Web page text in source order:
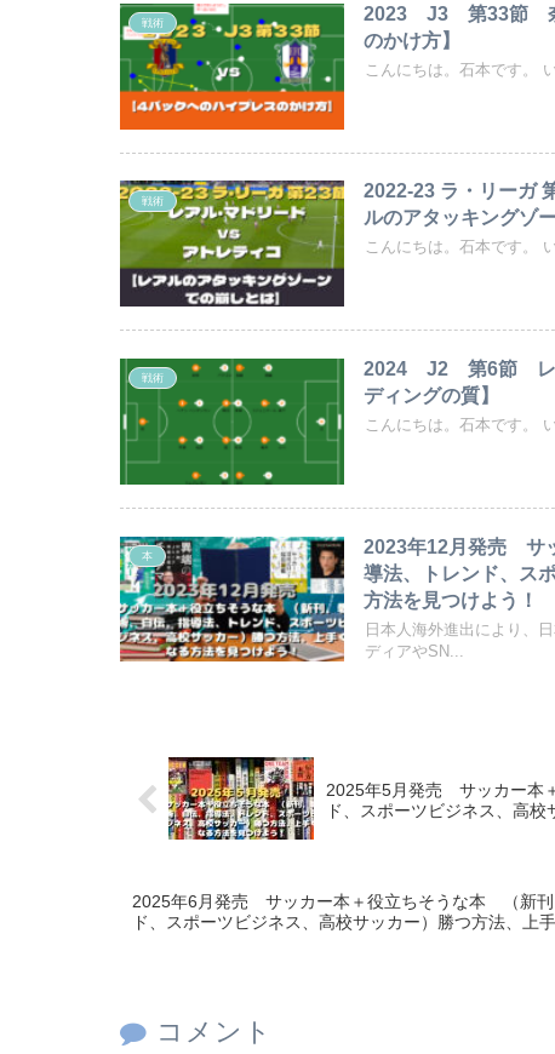
戦術
2023 J3 第33節
のかけ方】
こんにちは。石本です。
戦術
2022-23 ラ・リーガ
ルのアタッキングゾ
こんにちは。石本です。
戦術
2024 J2 第6節 レ
ディングの質】
こんにちは。石本です。
本
2023年12月発売 サ
導法、トレンド、ス
方法を見つけよう！
日本人海外進出により、
ディアやSN...
2025年5月発売 サッカー本
ド、スポーツビジネス、高
2025年6月発売 サッカー本＋役立ちそうな本 （新刊
ド、スポーツビジネス、高校サッカー）勝つ方法、上
コメント